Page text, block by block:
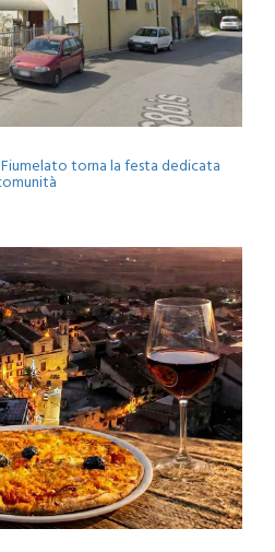
torna la festa dedicata